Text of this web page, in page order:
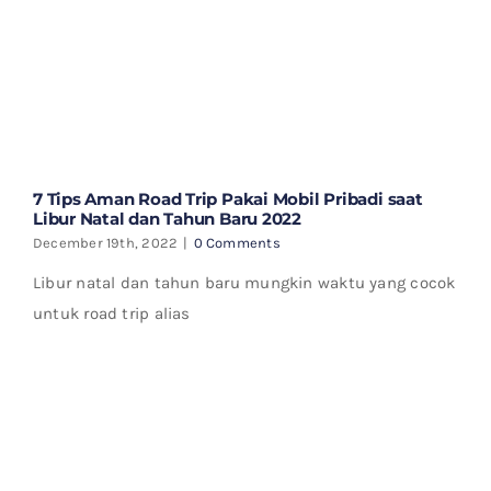
7 Tips Aman Road Trip Pakai Mobil Pribadi saat
Libur Natal dan Tahun Baru 2022
December 19th, 2022 | 0 Comments
Libur natal dan tahun baru mungkin waktu yang cocok
untuk road trip alias